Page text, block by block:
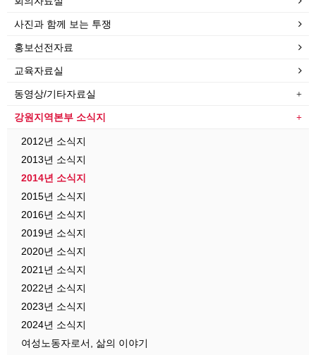
사진과 함께 보는 투쟁
홍보선전자료
교육자료실
동영상/기타자료실
강원지역본부 소식지
2012년 소식지
2013년 소식지
2014년 소식지
2015년 소식지
2016년 소식지
2019년 소식지
2020년 소식지
2021년 소식지
2022년 소식지
2023년 소식지
2024년 소식지
여성노동자로서, 삶의 이야기